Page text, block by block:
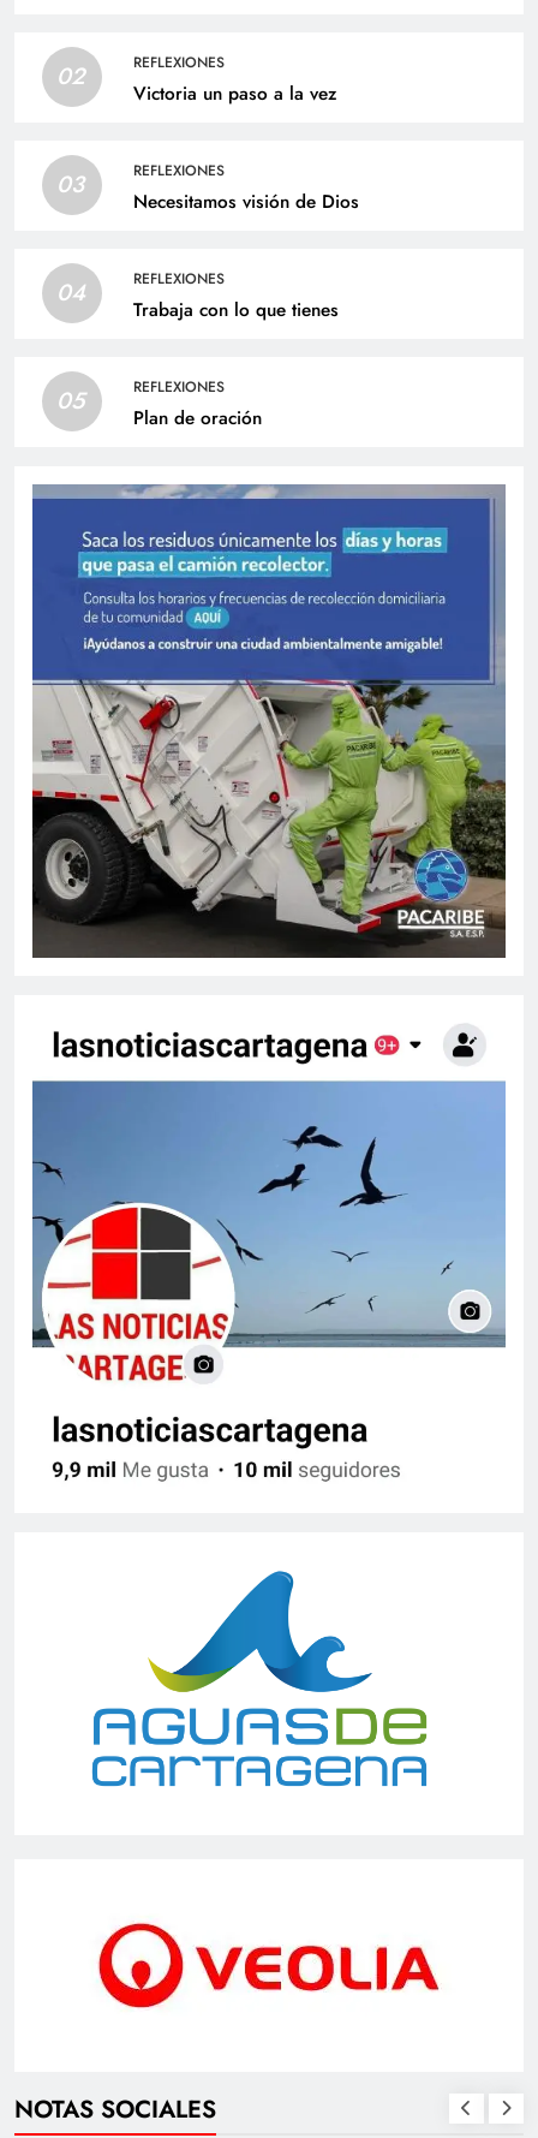
02 REFLEXIONES
Victoria un paso a la vez
03 REFLEXIONES
Necesitamos visión de Dios
04 REFLEXIONES
Trabaja con lo que tienes
05 REFLEXIONES
Plan de oración
NOTAS SOCIALES